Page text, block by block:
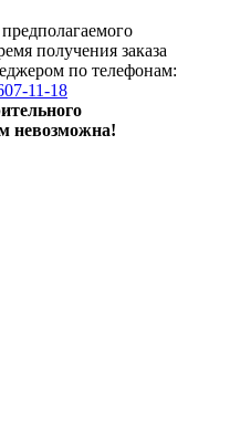
получения заказа
по телефонам:
11-18
невозможна!